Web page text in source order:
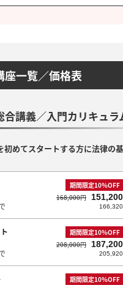
座一覧／価格表
合講義／入門カリキュラ
初めてスタートする方に法律の
期間限定10％OFF
168,000円 151,200
166,320
期間限定10％OFF
208,000円 187,200
205,920
期間限定10％OFF